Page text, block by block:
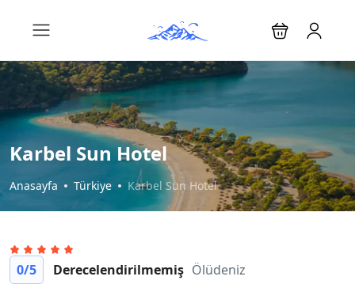
Karbel Sun Hotel
Anasayfa Türkiye Karbel Sun Hotel
0/5 Derecelendirilmemiş Ölüdeniz